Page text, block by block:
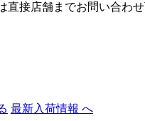
直接店舗までお問い合わせ
最新入荷情報 へ